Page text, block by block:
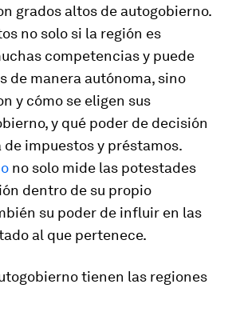
grados altos de autogobierno.
no solo si la región es
competencias y puede
de manera autónoma, sino
y cómo se eligen sus
y qué poder de decisión
impuestos y préstamos.
no solo mide las potestades
dentro de su propio
su poder de influir en las
al que pertenece.
tienen las regiones